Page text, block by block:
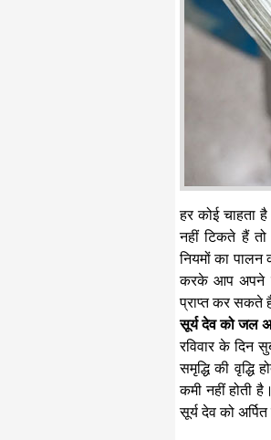
हर कोई चाहता
नहीं टिकते हैं
नियमों का
करके आप अपने
प्राप्त कर सकते
सूर्य देव को जल
रविवार के दिन
समृद्धि की
कमी नहीं होती
सूर्य देव को